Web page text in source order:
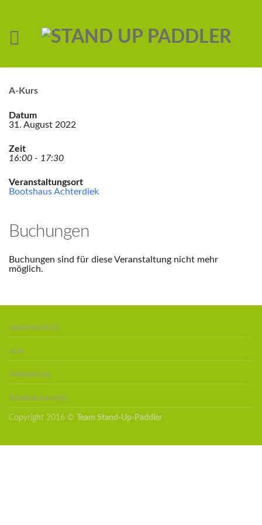
A-Kurs
Datum
31. August 2022
Zeit
16:00 - 17:30
Veranstaltungsort
Bootshaus Achterdiek
Buchungen
Buchungen sind für diese Veranstaltung nicht mehr
möglich.
DATENSCHUTZ
AGB
IMPRESSUM
BOARDS KAUFEN
Copyright 2016 © Team Stand-Up-Paddler